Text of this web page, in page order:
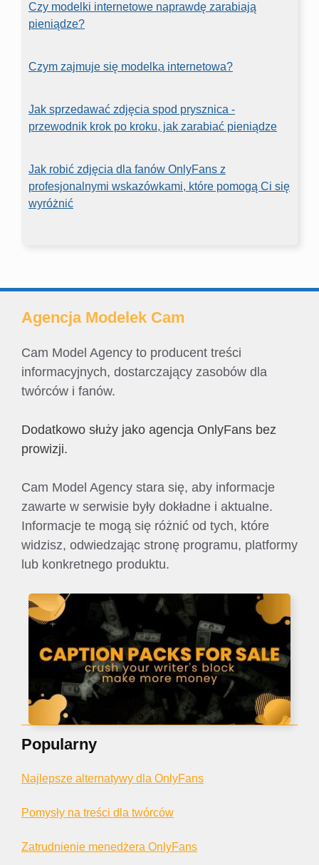
Czy modelki internetowe naprawdę zarabiają
pieniądze?
Czym zajmuje się modelka internetowa?
Jak sprzedawać zdjęcia spod prysznica -
przewodnik krok po kroku, jak zarabiać pieniądze
Jak robić zdjęcia dla fanów OnlyFans z
profesjonalnymi wskazówkami, które pomogą Ci się
wyróżnić
Agencja Modelek Cam
Cam Model Agency to producent treści
informacyjnych, dostarczający zasobów dla
twórców i fanów.
Dodatkowo służy jako agencja OnlyFans bez
prowizji.
Cam Model Agency stara się, aby informacje
zawarte w serwisie były dokładne i aktualne.
Informacje te mogą się różnić od tych, które
widzisz, odwiedzając stronę programu, platformy
lub konkretnego produktu.
Popularny
Najlepsze alternatywy dla OnlyFans
Pomysły na treści dla twórców
Zatrudnienie menedżera OnlyFans